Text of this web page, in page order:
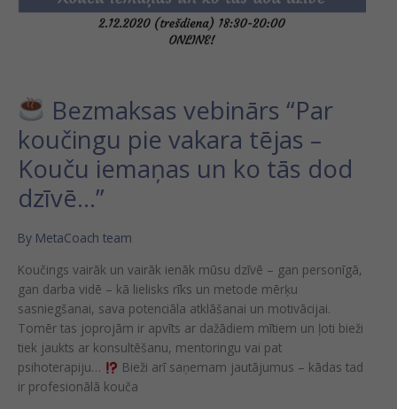
Bezmaksas vebinārs “Par
koučingu pie vakara tējas –
Kouču iemaņas un ko tās dod
dzīvē…”
By MetaCoach team
Koučings vairāk un vairāk ienāk mūsu dzīvē – gan personīgā,
gan darba vidē – kā lielisks rīks un metode mērķu
sasniegšanai, sava potenciāla atklāšanai un motivācijai.
Tomēr tas joprojām ir apvīts ar dažādiem mītiem un ļoti bieži
tiek jaukts ar konsultēšanu, mentoringu vai pat
psihoterapiju…
Bieži arī saņemam jautājumus – kādas tad
ir profesionālā kouča
dod